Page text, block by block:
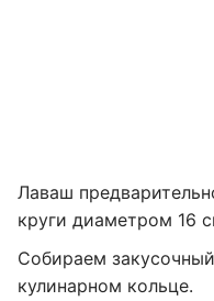
Лаваш
круги диаметром 16
Собираем
кулинарном кольце.